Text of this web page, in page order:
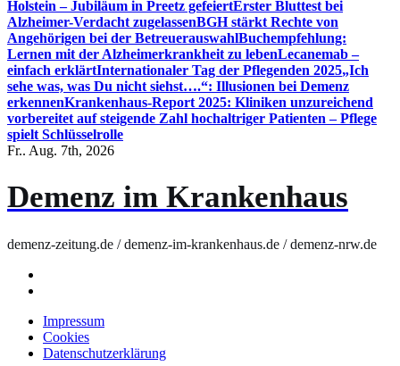
Holstein – Jubiläum in Preetz gefeiertErster Bluttest bei
Alzheimer-Verdacht zugelassenBGH stärkt Rechte von
Angehörigen bei der BetreuerauswahlBuchempfehlung:
Lernen mit der Alzheimerkrankheit zu lebenLecanemab –
einfach erklärtInternationaler Tag der Pflegenden 2025„Ich
sehe was, was Du nicht siehst….“: Illusionen bei Demenz
erkennenKrankenhaus-Report 2025: Kliniken unzureichend
vorbereitet auf steigende Zahl hochaltriger Patienten – Pflege
spielt Schlüsselrolle
Fr.. Aug. 7th, 2026
Demenz im Krankenhaus
demenz-zeitung.de / demenz-im-krankenhaus.de / demenz-nrw.de
Impressum
Cookies
Datenschutzerklärung